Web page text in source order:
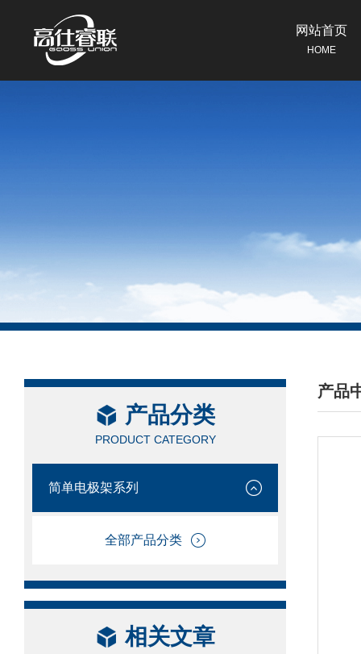
网站首页
HOME
产品分类
PRODUCT CATEGORY
简单电极架系列
全部产品分类
相关文章
产品
/